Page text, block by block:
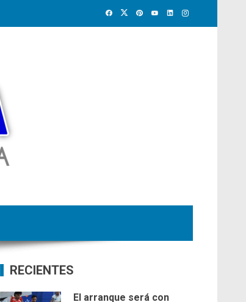
RECIENTES
El arranque será con